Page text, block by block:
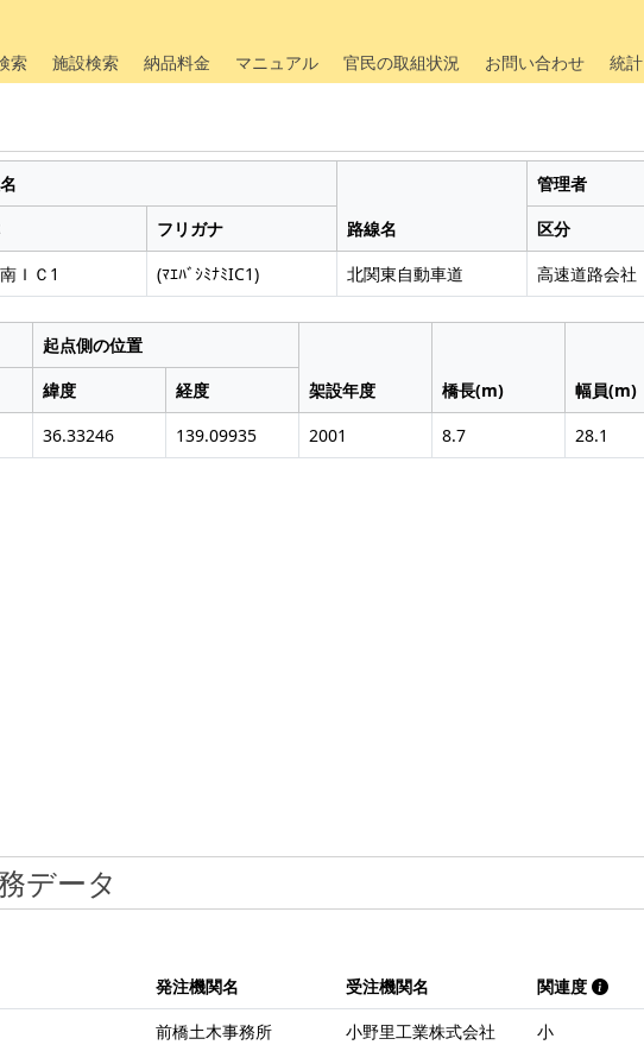
索 施設検索 納品料金 マニュアル 官民の取組状況 お問い合わせ 統計
路線名
管理者
フリガナ 区分
ＩＣ1 (ﾏｴﾊﾞｼﾐﾅﾐIC1) 北関東自動車道 高速道路会社
起点側の位置
架設年度
橋長(m) 幅員(m)
緯度 経度
36.33246 139.09935 2001 8.7 28.1
データ
発注機関名 受注機関名 関連度
前橋土木事務所 小野里工業株式会社 小